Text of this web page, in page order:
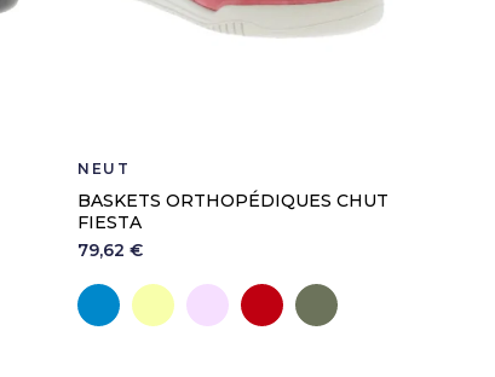
NEUT
BASKETS ORTHOPÉDIQUES CHUT
FIESTA
79,62 €
Bleu JauneRose Bordeaux